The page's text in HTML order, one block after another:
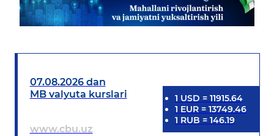
07.08.2026 dan
MB valyuta kurslari
www.cbu.uz
1 USD = 11915.64
1 EUR= 13749.46
1 RUB = 146.19